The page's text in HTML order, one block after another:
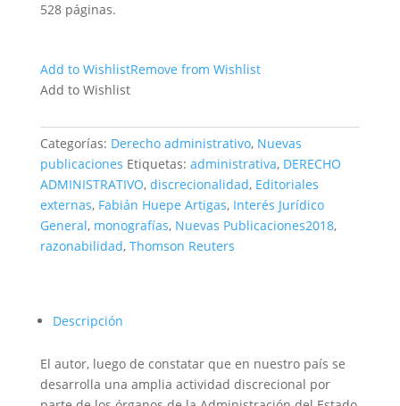
528 páginas.
Add to WishlistRemove from Wishlist
Add to Wishlist
Categorías: Derecho administrativo, Nuevas
publicaciones Etiquetas: administrativa, DERECHO
ADMINISTRATIVO, discrecionalidad, Editoriales
externas, Fabián Huepe Artigas, Interés Jurídico
General, monografías, Nuevas Publicaciones2018,
razonabilidad, Thomson Reuters
Descripción
El autor, luego de constatar que en nuestro país se
desarrolla una amplia actividad discrecional por